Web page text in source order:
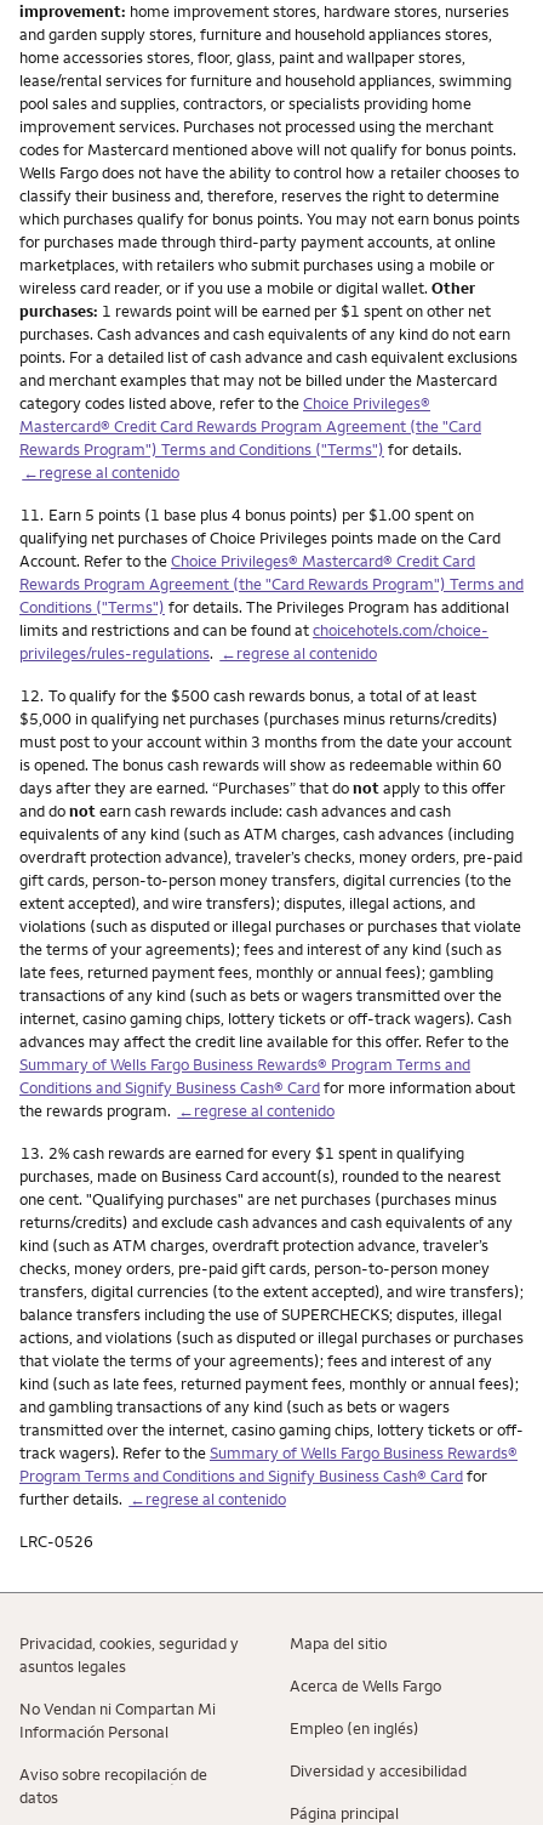
improvement: home improvement stores, hardware stores, nurseries
and garden supply stores, furniture and household appliances stores,
home accessories stores, floor, glass, paint and wallpaper stores,
lease/rental services for furniture and household appliances, swimming
pool sales and supplies, contractors, or specialists providing home
improvement services. Purchases not processed using the merchant
codes for Mastercard mentioned above will not qualify for bonus points.
Wells Fargo does not have the ability to control how a retailer chooses to
classify their business and, therefore, reserves the right to determine
which purchases qualify for bonus points. You may not earn bonus points
for purchases made through third-party payment accounts, at online
marketplaces, with retailers who submit purchases using a mobile or
wireless card reader, or if you use a mobile or digital wallet. Other
purchases: 1 rewards point will be earned per $1 spent on other net
purchases. Cash advances and cash equivalents of any kind do not earn
points. For a detailed list of cash advance and cash equivalent exclusions
and merchant examples that may not be billed under the Mastercard
category codes listed above, refer to theChoice Privileges®
Mastercard® Credit Card Rewards Program Agreement (the "Card
Rewards Program") Terms and Conditions ("Terms") for details.
←regrese al contenido
Nota
11. Earn 5 points (1 base plus 4 bonus points) per $1.00 spent on
qualifying net purchases of Choice Privileges points made on the Card
Account. Refer to theChoice Privileges® Mastercard® Credit Card
Rewards Program Agreement (the "Card Rewards Program") Terms and
Conditions ("Terms") for details. The Privileges Program has additional
limits and restrictions and can be found atchoicehotels.com/choice-
privileges/rules-regulations. ←regrese al contenido
Nota
12. To qualify for the $500 cash rewards bonus, a total of at least
$5,000 in qualifying net purchases (purchases minus returns/credits)
must post to your account within 3 months from the date your account
is opened. The bonus cash rewards will show as redeemable within 60
days after they are earned. “Purchases” that donotapply to this offer
and donotearn cash rewards include: cash advances and cash
equivalents of any kind (such as ATM charges, cash advances (including
overdraft protection advance), traveler’s checks, money orders, pre-paid
gift cards, person-to-person money transfers, digital currencies (to the
extent accepted), and wire transfers); disputes, illegal actions, and
violations (such as disputed or illegal purchases or purchases that violate
the terms of your agreements); fees and interest of any kind (such as
late fees, returned payment fees, monthly or annual fees); gambling
transactions of any kind (such as bets or wagers transmitted over the
internet, casino gaming chips, lottery tickets or off-track wagers). Cash
advances may affect the credit line available for this offer. Refer to the
Summary of Wells Fargo Business Rewards® Program Terms and
Conditions and Signify Business Cash® Cardfor more information about
the rewards program. ←regrese al contenido
Nota
13. 2% cash rewards are earned for every $1 spent in qualifying
purchases, made on Business Card account(s), rounded to the nearest
one cent. "Qualifying purchases" are net purchases (purchases minus
returns/credits) and exclude cash advances and cash equivalents of any
kind (such as ATM charges, overdraft protection advance, traveler’s
checks, money orders, pre-paid gift cards, person-to-person money
transfers, digital currencies (to the extent accepted), and wire transfers);
balance transfers including the use of SUPERCHECKS; disputes, illegal
actions, and violations (such as disputed or illegal purchases or purchases
that violate the terms of your agreements); fees and interest of any
kind (such as late fees, returned payment fees, monthly or annual fees);
and gambling transactions of any kind (such as bets or wagers
transmitted over the internet, casino gaming chips, lottery tickets or off-
track wagers). Refer to theSummary of Wells Fargo Business Rewards®
Program Terms and Conditions and Signify Business Cash® Cardfor
further details. ←regrese al contenido
LRC-0526
Privacidad, cookies, seguridad y
asuntos legales
No Vendan ni Compartan Mi
Información Personal
Aviso sobre recopilaciؚón de
datos
Mapa del sitio
Acerca de Wells Fargo
Empleo (en inglés)
Diversidad y accesibilidad
Página principal